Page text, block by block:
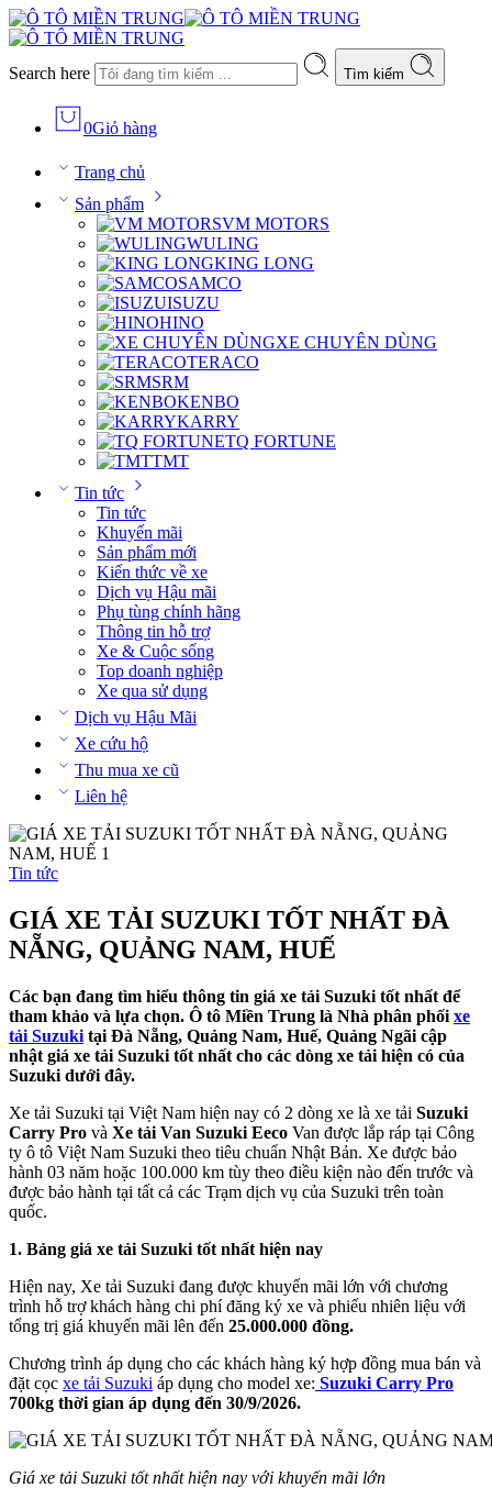
Search here Tìm kiếm
0Giỏ hàng
Trang chủ
Sản phẩm
VM MOTORS
WULING
KING LONG
SAMCO
ISUZU
HINO
XE CHUYÊN DÙNG
TERACO
SRM
KENBO
KARRY
TQ FORTUNE
TMT
Tin tức
Tin tức
Khuyến mãi
Sản phẩm mới
Kiến thức về xe
Dịch vụ Hậu mãi
Phụ tùng chính hãng
Thông tin hỗ trợ
Xe & Cuộc sống
Top doanh nghiệp
Xe qua sử dụng
Dịch vụ Hậu Mãi
Xe cứu hộ
Thu mua xe cũ
Liên hệ
Tin tức
GIÁ XE TẢI SUZUKI TỐT NHẤT ĐÀ
NẴNG, QUẢNG NAM, HUẾ
Các bạn đang tìm hiểu thông tin giá xe tải Suzuki tốt nhất để
tham khảo và lựa chọn. Ô tô Miền Trung là Nhà phân phối xe
tải Suzuki tại Đà Nẵng, Quảng Nam, Huế, Quảng Ngãi cập
nhật giá xe tải Suzuki tốt nhất cho các dòng xe tải hiện có của
Suzuki dưới đây.
Xe tải Suzuki tại Việt Nam hiện nay có 2 dòng xe là xe tải Suzuki
Carry Pro và Xe tải Van Suzuki Eeco Van được lắp ráp tại Công
ty ô tô Việt Nam Suzuki theo tiêu chuẩn Nhật Bản. Xe được bảo
hành 03 năm hoặc 100.000 km tùy theo điều kiện nào đến trước và
được bảo hành tại tất cả các Trạm dịch vụ của Suzuki trên toàn
quốc.
1. Bảng giá xe tải Suzuki tốt nhất hiện nay
Hiện nay, Xe tải Suzuki đang được khuyến mãi lớn với chương
trình hỗ trợ khách hàng chi phí đăng ký xe và phiếu nhiên liệu với
tổng trị giá khuyến mãi lên đến 25.000.000 đồng.
Chương trình áp dụng cho các khách hàng ký hợp đồng mua bán và
đặt cọc xe tải Suzuki áp dụng cho model xe: Suzuki Carry Pro
700kg thời gian áp dụng đến 30/9/2026.
Giá xe tải Suzuki tốt nhất hiện nay với khuyến mãi lớn